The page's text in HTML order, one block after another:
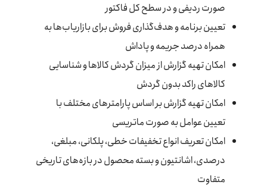
صورت ردیفی و در سطح کل فاکتور
تعیین برنامه و هدف‌گذاری فروش برای بازاریاب‌ها به
همراه درصد جریمه و پاداش
امکان تهیه گزارش از میزان گردش کالاها و شناسایی
کالاهای راکد بدون گردش
امکان تهیه گزارش بر اساس پارامترهای مختلف با
تعیین عوامل به صورت ماتریسی
امکان تعریف انواع تخفیفات خطی، پلکانی، مبلغی،
درصدی، اشانتیون و بسته محصول در بازه‌های تاریخی
متفاوت